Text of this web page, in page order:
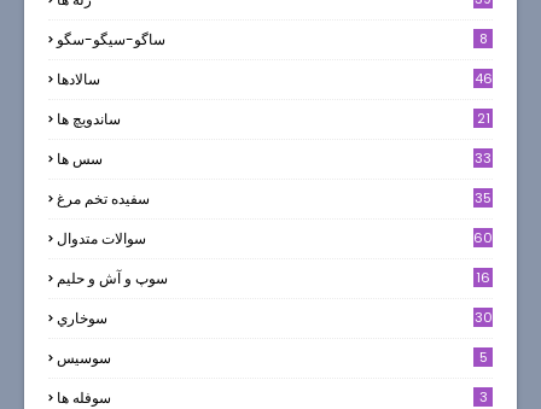
ساگو-سیگو-سگو 8
سالادها 46
ساندویچ ها 21
سس ها 33
سفيده تخم مرغ 35
سوالات متدوال 60
سوپ و آش و حليم 16
سوخاري 30
سوسيس 5
سوفله ها 3